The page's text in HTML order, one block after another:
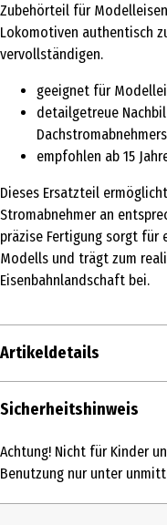
Zubehörteil für
Lokomotiven authentisch
vervollständigen.
geeignet für
detailgetreue
Dachstromabnehmers
empfohlen ab 15
Dieses Ersatzteil
Stromabnehmer an
präzise Fertigung sorgt für
Modells und trägt zum
Eisenbahnlandschaft bei.
Artikeldetails
Inhalt
Produkttyp
Sicherheitshinweis
Achtung! Nicht für Kinder
Benutzung nur unter